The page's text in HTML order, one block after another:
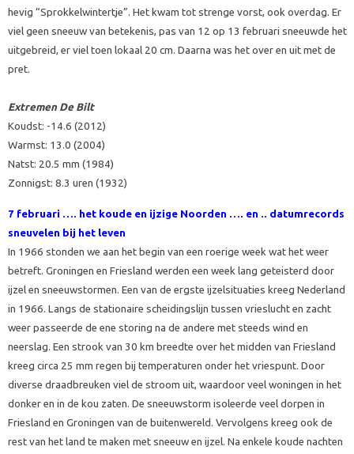
hevig “Sprokkelwintertje”. Het kwam tot strenge vorst, ook overdag. Er
viel geen sneeuw van betekenis, pas van 12 op 13 februari sneeuwde het
uitgebreid, er viel toen lokaal 20 cm. Daarna was het over en uit met de
pret.
Extremen De Bilt
Koudst: -14.6 (2012)
Warmst: 13.0 (2004)
Natst: 20.5 mm (1984)
Zonnigst: 8.3 uren (1932)
7 februari …. het koude en ijzige Noorden …. en .. datumrecords
sneuvelen bij het leven
In 1966 stonden we aan het begin van een roerige week wat het weer
betreft. Groningen en Friesland werden een week lang geteisterd door
ijzel en sneeuwstormen. Een van de ergste ijzelsituaties kreeg Nederland
in 1966. Langs de stationaire scheidingslijn tussen vrieslucht en zacht
weer passeerde de ene storing na de andere met steeds wind en
neerslag. Een strook van 30 km breedte over het midden van Friesland
kreeg circa 25 mm regen bij temperaturen onder het vriespunt. Door
diverse draadbreuken viel de stroom uit, waardoor veel woningen in het
donker en in de kou zaten. De sneeuwstorm isoleerde veel dorpen in
Friesland en Groningen van de buitenwereld. Vervolgens kreeg ook de
rest van het land te maken met sneeuw en ijzel. Na enkele koude nachten